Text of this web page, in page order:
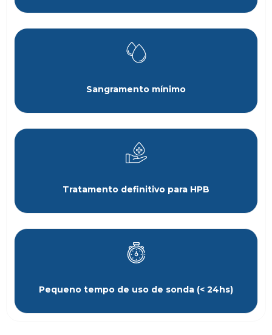
Sangramento mínimo
Tratamento definitivo para HPB
Pequeno tempo de uso de sonda (< 24hs)